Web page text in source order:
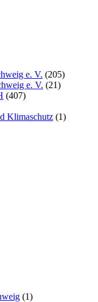
e. V. (205)
e. V. (21)
(407)
Klimaschutz (1)
(1)